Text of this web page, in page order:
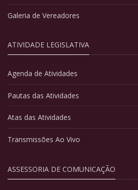
Galeria de Vereadores
ATIVIDADE LEGISLATIVA
Agenda de Atividades
Pautas das Atividades
Atas das Atividades
Transmissões Ao Vivo
ASSESSORIA DE COMUNICAÇÃO